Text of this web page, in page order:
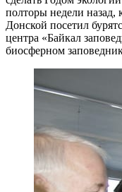
полторы недели
Донской посетил
центра «Байкал
биосферном